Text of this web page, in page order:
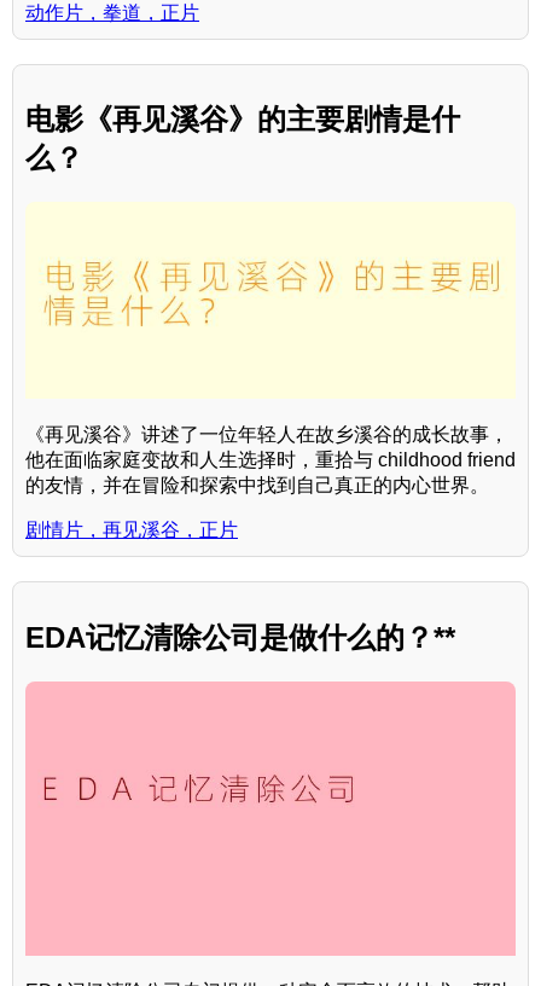
动作片，拳道，正片
电影《再见溪谷》的主要剧情是什
么？
《再见溪谷》讲述了一位年轻人在故乡溪谷的成长故事，
他在面临家庭变故和人生选择时，重拾与 childhood friend
的友情，并在冒险和探索中找到自己真正的内心世界。
剧情片，再见溪谷，正片
EDA记忆清除公司是做什么的？**